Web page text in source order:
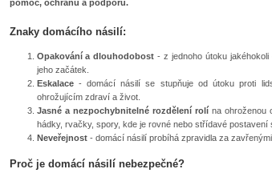
pomoc, ochranu a podporu.
Znaky domácího násilí:
Opakování a dlouhodobost - z jednoho útoku
jeho začátek.
Eskalace- domácí násilí se stupňuje od útoku proti
ohrožujícím zdraví a život.
Jasné a nezpochybnitelné rozdělení rolí na ohroženou
hádky, rvačky, spory, kde je rovné nebo střídavé postavení
Neveřejnost - domácí násilí probíhá zpravidla za
Proč je domácí násilí nebezpečné?